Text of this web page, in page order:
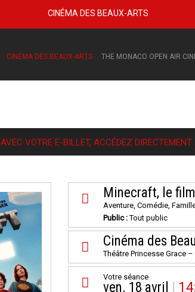
CINÉMA DES BEAUX-ARTS
CINÉMA DES BEAUX-ARTS THE MONACO OPEN AIR
AVEC VOTRE E-BILLET, ACCÉDEZ
Minecraft, le film
Aventure, Comédie,
Public :Tout public
Cinéma des
Théâtre Princesse Grace
Votre séance
ven. 18 avril